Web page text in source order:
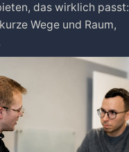
das wirklich passt:
Wege und Raum,